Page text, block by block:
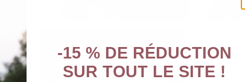
-15 % DE RÉDUCTION
SUR TOUT LE SITE !